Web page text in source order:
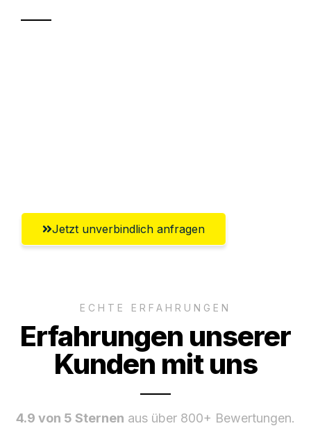
Jetzt unverbindlich anfragen
ECHTE ERFAHRUNGEN
Erfahrungen unserer
Kunden mit uns
4.9 von 5 Sternen aus über 800+ Bewertungen.